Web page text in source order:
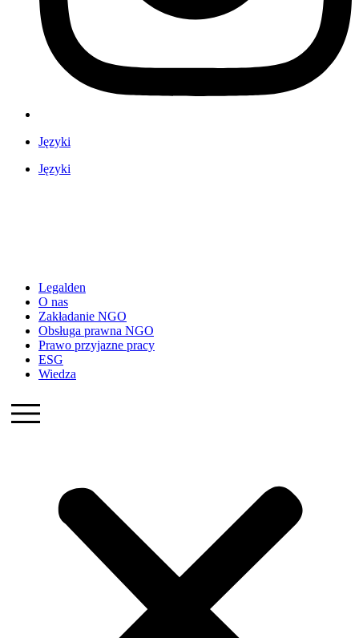
Języki
Języki
Legalden
O nas
Zakładanie NGO
Obsługa prawna NGO
Prawo przyjazne pracy
ESG
Wiedza